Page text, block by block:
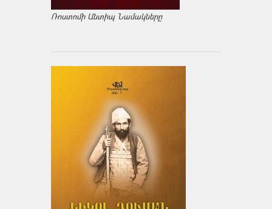
Ռոստոմի Անտիպ Նամակները